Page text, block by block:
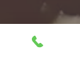
Bed and